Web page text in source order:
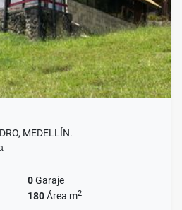
MEDELLÍN.
0Garaje
180Área m2